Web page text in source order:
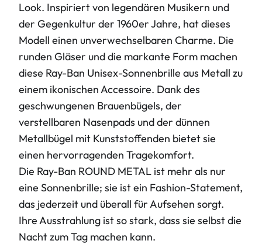
Look. Inspiriert von legendären Musikern und
der Gegenkultur der 1960er Jahre, hat dieses
Modell einen unverwechselbaren Charme. Die
runden Gläser und die markante Form machen
diese Ray-Ban Unisex-Sonnenbrille aus Metall zu
einem ikonischen Accessoire. Dank des
geschwungenen Brauenbügels, der
verstellbaren Nasenpads und der dünnen
Metallbügel mit Kunststoffenden bietet sie
einen hervorragenden Tragekomfort.
Die Ray-Ban ROUND METAL ist mehr als nur
eine Sonnenbrille; sie ist ein Fashion-Statement,
das jederzeit und überall für Aufsehen sorgt.
Ihre Ausstrahlung ist so stark, dass sie selbst die
Nacht zum Tag machen kann.